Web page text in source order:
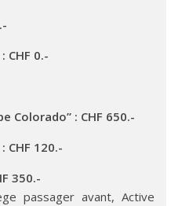
CHF 0.-
Colorado” : CHF 650.-
CHF 120.-
350.-
passager avant, Active